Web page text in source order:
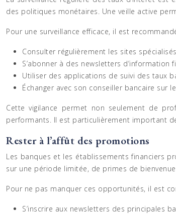
des politiques monétaires. Une veille active
Pour une surveillance efficace, il est
Consulter régulièrement les sites
S’abonner à des newsletters d’information
Utiliser des applications de suivi des taux
Échanger avec son conseiller bancaire sur
Cette vigilance permet non seulement de
performants. Il est particulièrement important
Rester à l’affût des promotions
Les banques et les établissements financiers
sur une période limitée, de primes de
Pour ne pas manquer ces opportunités, il est
S’inscrire aux newsletters des principales